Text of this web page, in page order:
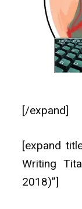
[/expand]
[expand
Writing
2018)”]